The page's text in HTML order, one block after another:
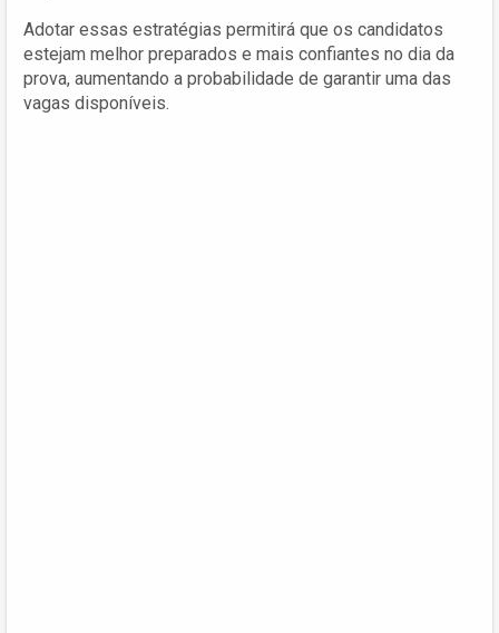
Adotar essas estratégias permitirá que os candidatos
estejam melhor preparados e mais confiantes no dia da
prova, aumentando a probabilidade de garantir uma das
vagas disponíveis.